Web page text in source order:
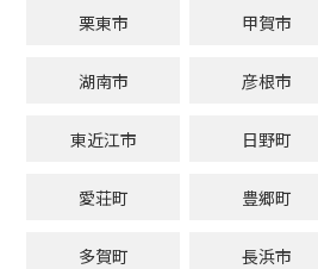
栗東市 甲賀市
湖南市 彦根市
東近江市 日野町
愛荘町 豊郷町
多賀町 長浜市